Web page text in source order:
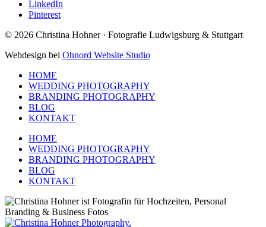
LinkedIn
Pinterest
© 2026 Christina Hohner · Fotografie Ludwigsburg & Stuttgart
Webdesign bei Ohnord Website Studio
HOME
WEDDING PHOTOGRAPHY
BRANDING PHOTOGRAPHY
BLOG
KONTAKT
HOME
WEDDING PHOTOGRAPHY
BRANDING PHOTOGRAPHY
BLOG
KONTAKT